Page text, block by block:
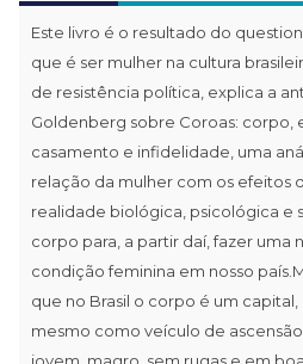
Este livro é o resultado do
que é ser mulher na cultura
de resistência política, explica a
Goldenberg sobre Coroas: corpo,
casamento e infidelidade, uma
relação da mulher com os efeitos
realidade biológica, psicológica e
corpo para, a partir daí, fazer uma
condição feminina em nosso
que no Brasil o corpo é um
mesmo como veículo de
jovem, magro, sem rugas e em